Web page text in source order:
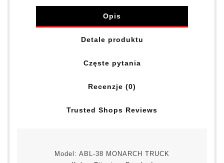
Opis
Detale produktu
Częste pytania
Recenzje (0)
Trusted Shops Reviews
Model: ABL-38 MONARCH TRUCK